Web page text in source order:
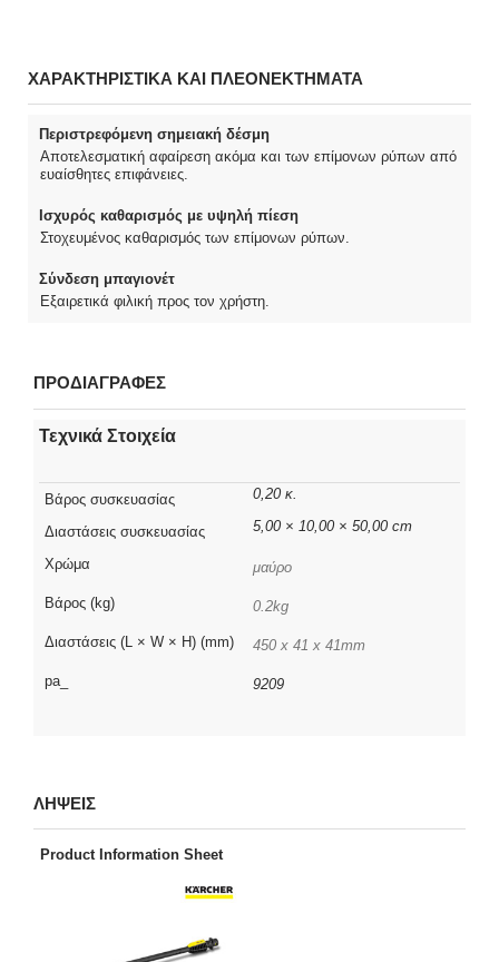
ΧΑΡΑΚΤΗΡΙΣΤΙΚΑ ΚΑΙ ΠΛΕΟΝΕΚΤΗΜΑΤΑ
Περιστρεφόμενη σημειακή δέσμη
Αποτελεσματική αφαίρεση ακόμα και των επίμονων ρύπων από
ευαίσθητες επιφάνειες.
Ισχυρός καθαρισμός με υψηλή πίεση
Στοχευμένος καθαρισμός των επίμονων ρύπων.
Σύνδεση μπαγιονέτ
Εξαιρετικά φιλική προς τον χρήστη.
ΠΡΟΔΙΑΓΡΑΦΕΣ
Τεχνικά Στοιχεία
Βάρος συσκευασίας 0,20 κ.
Διαστάσεις συσκευασίας 5,00 × 10,00 × 50,00 cm
Χρώμα μαύρο
Βάρος (kg) 0.2kg
Διαστάσεις (L × W × H) (mm) 450 x 41 x 41mm
pa_ 9209
ΛΗΨΕΙΣ
Product Information Sheet